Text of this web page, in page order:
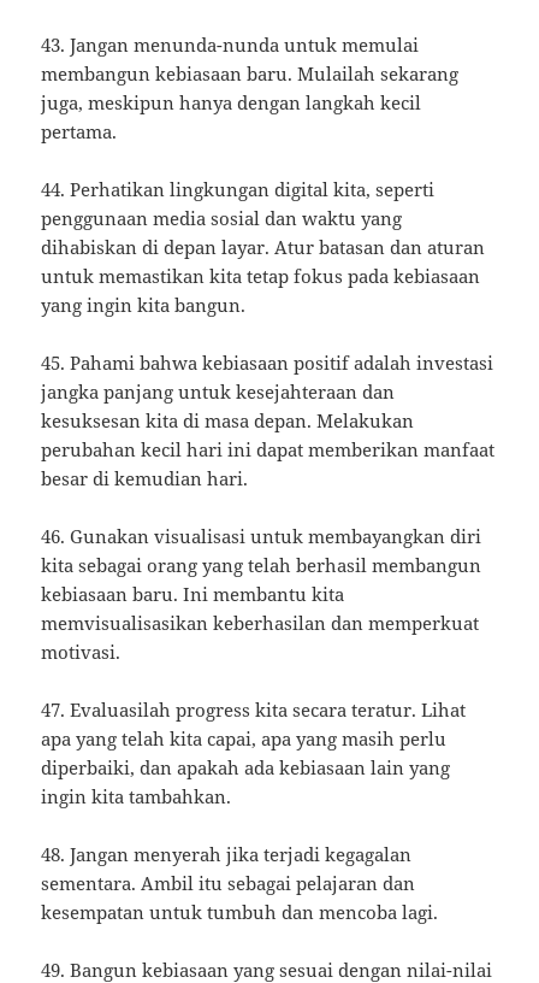
43. Jangan menunda-nunda untuk memulai
membangun kebiasaan baru. Mulailah sekarang
juga, meskipun hanya dengan langkah kecil
pertama.
44. Perhatikan lingkungan digital kita, seperti
penggunaan media sosial dan waktu yang
dihabiskan di depan layar. Atur batasan dan aturan
untuk memastikan kita tetap fokus pada kebiasaan
yang ingin kita bangun.
45. Pahami bahwa kebiasaan positif adalah investasi
jangka panjang untuk kesejahteraan dan
kesuksesan kita di masa depan. Melakukan
perubahan kecil hari ini dapat memberikan manfaat
besar di kemudian hari.
46. Gunakan visualisasi untuk membayangkan diri
kita sebagai orang yang telah berhasil membangun
kebiasaan baru. Ini membantu kita
memvisualisasikan keberhasilan dan memperkuat
motivasi.
47. Evaluasilah progress kita secara teratur. Lihat
apa yang telah kita capai, apa yang masih perlu
diperbaiki, dan apakah ada kebiasaan lain yang
ingin kita tambahkan.
48. Jangan menyerah jika terjadi kegagalan
sementara. Ambil itu sebagai pelajaran dan
kesempatan untuk tumbuh dan mencoba lagi.
49. Bangun kebiasaan yang sesuai dengan nilai-nilai